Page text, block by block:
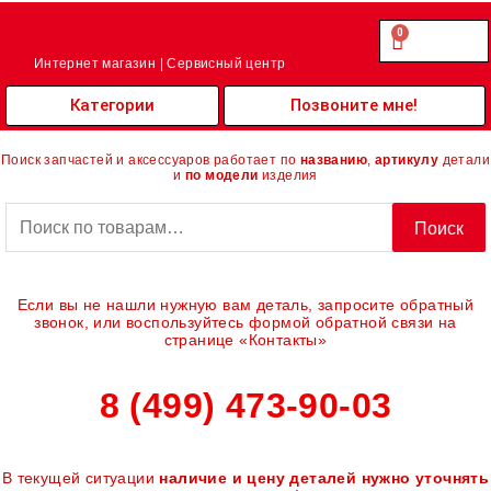
Перейти
Интернет магазин | Сервисный центр
0.00
0
Cart
Категории Позвоните мне!
Поиск запчастей и аксессуаров работает по названию артикулу детали
и по модели изделия
Поиск
Если вы не нашли нужную вам деталь, запросите обратный
звонок, или воспользуйтесь формой обратной связи на
странице «Контакты»
8 (499) 473-90-03
В текущей ситуации наличие и цену деталей нужно уточнять